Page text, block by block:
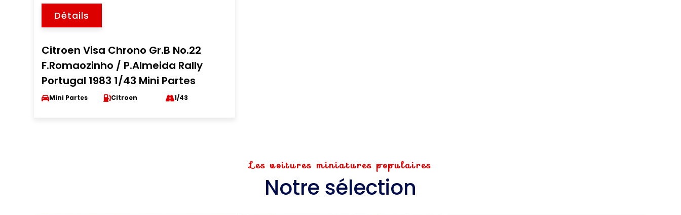
Détails
Citroen Visa Chrono Gr.B No.22
F.Romaozinho / P.Almeida Rally
Portugal 1983 1/43 Mini Partes
Mini Partes Citroen 1/43
Les voitures miniatures populaires
Notre sélection